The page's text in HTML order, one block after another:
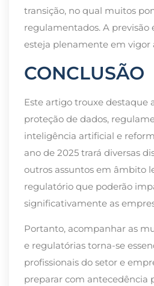
transição, no qual muitos
regulamentados. A previsão
esteja plenamente em vigor
CONCLUSÃO
Este artigo trouxe destaque
proteção de dados,
inteligência artificial e
ano de 2025 trará diversas
outros assuntos em âmbito
regulatório que poderão
significativamente as
Portanto, acompanhar as
e regulatórias torna-se
profissionais do setor e
preparar com antecedência